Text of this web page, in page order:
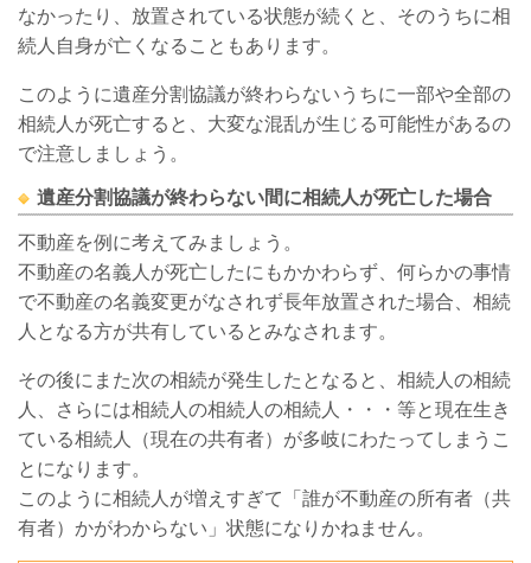
なかったり、放置されている状態が続くと、そのうちに相
続人自身が亡くなることもあります。
このように遺産分割協議が終わらないうちに一部や全部の
相続人が死亡すると、大変な混乱が生じる可能性があるの
で注意しましょう。
遺産分割協議が終わらない間に相続人が死亡した場合
不動産を例に考えてみましょう。
不動産の名義人が死亡したにもかかわらず、何らかの事情
で不動産の名義変更がなされず長年放置された場合、相続
人となる方が共有しているとみなされます。
その後にまた次の相続が発生したとなると、相続人の相続
人、さらには相続人の相続人の相続人・・・等と現在生き
ている相続人（現在の共有者）が多岐にわたってしまうこ
とになります。
このように相続人が増えすぎて「誰が不動産の所有者（共
有者）かがわからない」状態になりかねません。